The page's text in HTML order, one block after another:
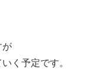
が
く予定です。